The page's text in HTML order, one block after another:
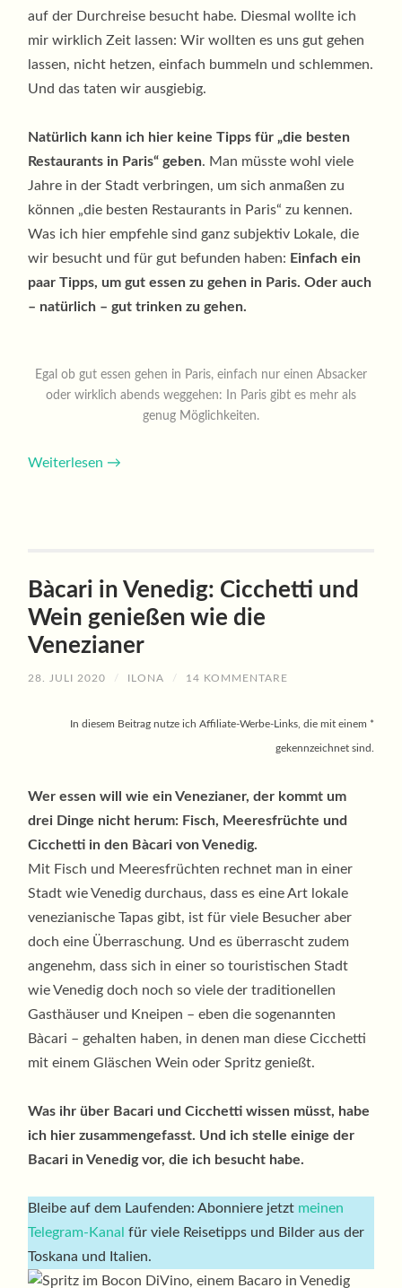
auf der Durchreise besucht habe. Diesmal wollte ich
mir wirklich Zeit lassen: Wir wollten es uns gut gehen
lassen, nicht hetzen, einfach bummeln und schlemmen.
Und das taten wir ausgiebig.
Natürlich kann ich hier keine Tipps für „die besten
Restaurants in Paris“ geben. Man müsste wohl viele
Jahre in der Stadt verbringen, um sich anmaßen zu
können „die besten Restaurants in Paris“ zu kennen.
Was ich hier empfehle sind ganz subjektiv Lokale, die
wir besucht und für gut befunden haben: Einfach ein
paar Tipps, um gut essen zu gehen in Paris. Oder auch
– natürlich – gut trinken zu gehen.
Egal ob gut essen gehen in Paris, einfach nur einen Absacker
oder wirklich abends weggehen: In Paris gibt es mehr als
genug Möglichkeiten.
Weiterlesen →
Bàcari in Venedig: Cicchetti und
Wein genießen wie die
Venezianer
28. JULI 2020 / ILONA / 14 KOMMENTARE
In diesem Beitrag nutze ich Affiliate-Werbe-Links, die mit einem *
gekennzeichnet sind.
Wer essen will wie ein Venezianer, der kommt um
drei Dinge nicht herum: Fisch, Meeresfrüchte und
Cicchetti in den Bàcari von Venedig.
Mit Fisch und Meeresfrüchten rechnet man in einer
Stadt wie Venedig durchaus, dass es eine Art lokale
venezianische Tapas gibt, ist für viele Besucher aber
doch eine Überraschung. Und es überrascht zudem
angenehm, dass sich in einer so touristischen Stadt
wie Venedig doch noch so viele der traditionellen
Gasthäuser und Kneipen – eben die sogenannten
Bàcari – gehalten haben, in denen man diese Cicchetti
mit einem Gläschen Wein oder Spritz genießt.
Was ihr über Bacari und Cicchetti wissen müsst, habe
ich hier zusammengefasst. Und ich stelle einige der
Bacari in Venedig vor, die ich besucht habe.
Bleibe auf dem Laufenden: Abonniere jetzt meinen
Telegram-Kanal für viele Reisetipps und Bilder aus der
Toskana und Italien.